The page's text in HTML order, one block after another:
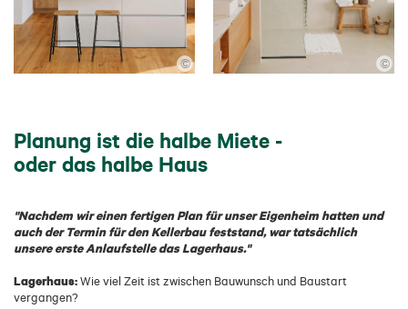
© ©
Planung ist die halbe Miete -
oder das halbe Haus
"Nachdem wir einen fertigen Plan für unser Eigenheim hatten und
auch der Termin für den Kellerbau feststand, war tatsächlich
unsere erste Anlaufstelle das Lagerhaus."
Lagerhaus:Wie viel Zeit ist zwischen Bauwunsch und Baustart
vergangen?